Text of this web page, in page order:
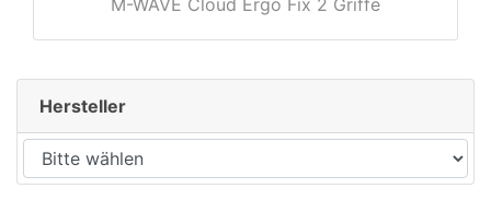
M-WAVE Cloud Ergo Fix 2 Griffe
Hersteller